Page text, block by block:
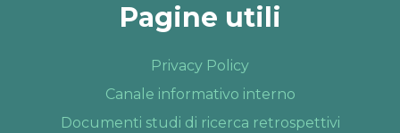
Pagine utili
Privacy Policy
Canale informativo interno
Documenti studi di ricerca retrospettivi